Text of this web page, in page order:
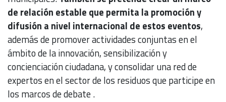
de relación estable que permita la promoción y
difusión a nivel internacional de estos eventos,
además de promover actividades conjuntas en el
ámbito de la innovación, sensibilización y
concienciación ciudadana, y consolidar una red de
expertos en el sector de los residuos que participe en
los marcos de debate .